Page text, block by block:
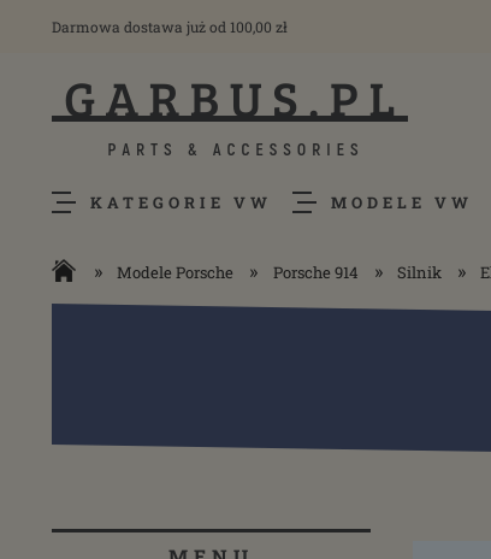
Darmowa dostawa już od 100,00 zł
KATEGORIE VW MODELE VW
» Modele Porsche » Porsche 914 » Silnik »